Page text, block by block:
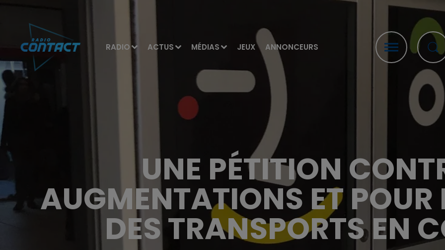
RADIO ACTUS MÉDIAS JEUX ANNONCEURS
UNE PÉTITION
AUGMENTATIONS ET POUR
DES TRANSPORTS EN